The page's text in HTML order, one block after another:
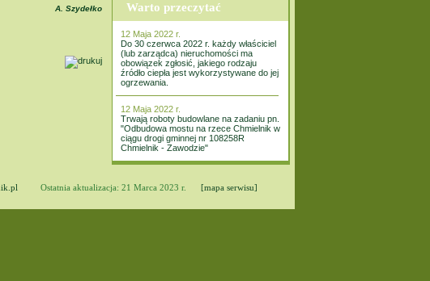
A. Szydełko Warto przeczytać
12 Maja 2022 r.
Do 30 czerwca 2022 r. każdy właściciel
(lub zarządca) nieruchomości ma
obowiązek zgłosić, jakiego rodzaju
źródło ciepła jest wykorzystywane do jej
ogrzewania.
12 Maja 2022 r.
Trwają roboty budowlane na zadaniu pn.
"Odbudowa mostu na rzece Chmielnik w
ciągu drogi gminnej nr 108258R
Chmielnik - Zawodzie"
Ostatnia aktualizacja: 21 Marca 2023 r. [mapa serwisu]